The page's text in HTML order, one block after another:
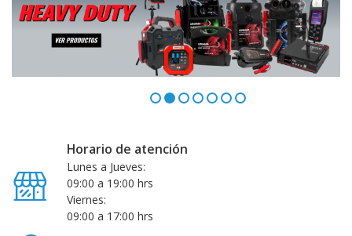
Horario de atención
Lunes a Jueves:
09:00 a 19:00 hrs
Viernes:
09:00 a 17:00 hrs